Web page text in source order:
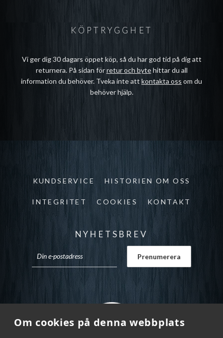
Om cookies på denna webbplats
KÖPTRYGGHET
Vi ger dig 30 dagars öppet köp, så du har god tid på dig att
returnera. På sidan förretur och bytehittar du all
information du behöver. Tveka inte att kontakta oss om du
behöver hjälp.
KUNDSERVICE HISTORIEN OM OSS
INTEGRITET COOKIES KONTAKT
NYHETSBREV